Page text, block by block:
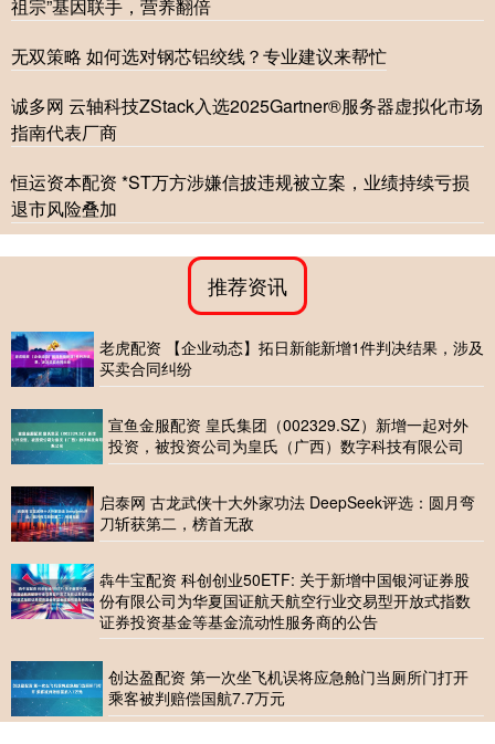
祖宗”基因联手，营养翻倍
无双策略 如何选对钢芯铝绞线？专业建议来帮忙
诚多网 云轴科技ZStack入选2025Gartner®服务器虚拟化市场
指南代表厂商
恒运资本配资 *ST万方涉嫌信披违规被立案，业绩持续亏损
退市风险叠加
推荐资讯
老虎配资 【企业动态】拓日新能新增1件判决结果，涉及
买卖合同纠纷
宣鱼金服配资 皇氏集团（002329.SZ）新增一起对外
投资，被投资公司为皇氏（广西）数字科技有限公司
启泰网 古龙武侠十大外家功法 DeepSeek评选：圆月弯
刀斩获第二，榜首无敌
犇牛宝配资 科创创业50ETF: 关于新增中国银河证券股
份有限公司为华夏国证航天航空行业交易型开放式指数
证券投资基金等基金流动性服务商的公告
创达盈配资 第一次坐飞机误将应急舱门当厕所门打开
乘客被判赔偿国航7.7万元